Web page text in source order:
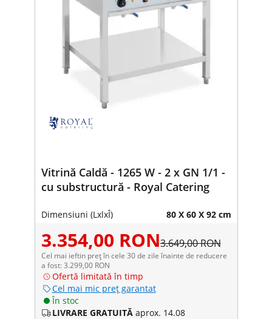
Vitrină Caldă - 1265 W - 2 x GN 1/1 -
cu substructură - Royal Catering
Dimensiuni (LxlxÎ) 80 X 60 X 92 cm
3.354,00 RON3.649,00 RON
Cel mai ieftin preț în cele 30 de zile înainte de reducere
a fost: 3.299,00 RON
Ofertă limitată în timp
Cel mai mic preț garantat
În stoc
LIVRARE GRATUITĂ aprox. 14.08